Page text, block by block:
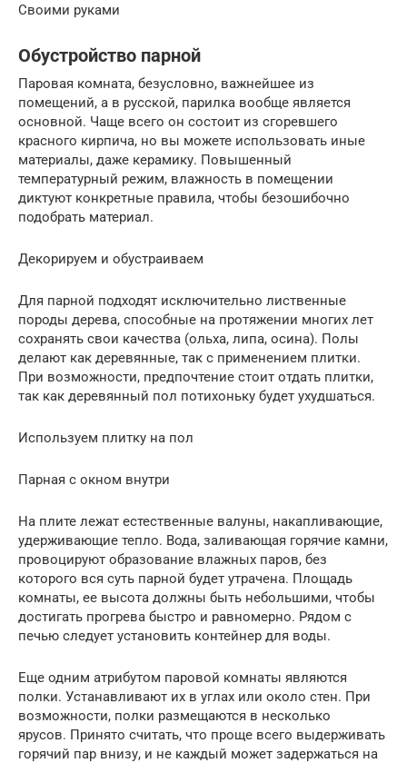
Своими руками
Обустройство парной
Паровая комната, безусловно, важнейшее из
помещений, а в русской, парилка вообще является
основной. Чаще всего он состоит из сгоревшего
красного кирпича, но вы можете использовать иные
материалы, даже керамику. Повышенный
температурный режим, влажность в помещении
диктуют конкретные правила, чтобы безошибочно
подобрать материал.
Декорируем и обустраиваем
Для парной подходят исключительно лиственные
породы дерева, способные на протяжении многих лет
сохранять свои качества (ольха, липа, осина). Полы
делают как деревянные, так с применением плитки.
При возможности, предпочтение стоит отдать плитки,
так как деревянный пол потихоньку будет ухудшаться.
Используем плитку на пол
Парная с окном внутри
На плите лежат естественные валуны, накапливающие,
удерживающие тепло. Вода, заливающая горячие камни,
провоцируют образование влажных паров, без
которого вся суть парной будет утрачена. Площадь
комнаты, ее высота должны быть небольшими, чтобы
достигать прогрева быстро и равномерно. Рядом с
печью следует установить контейнер для воды.
Еще одним атрибутом паровой комнаты являются
полки. Устанавливают их в углах или около стен. При
возможности, полки размещаются в несколько
ярусов. Принято считать, что проще всего выдерживать
горячий пар внизу, и не каждый может задержаться на